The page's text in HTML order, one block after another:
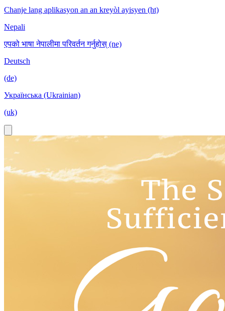
Chanje lang aplikasyon an an kreyòl ayisyen (ht)
Nepali
एपको भाषा नेपालीमा परिवर्तन गर्नुहोस् (ne)
Deutsch
(de)
Українська (Ukrainian)
(uk)